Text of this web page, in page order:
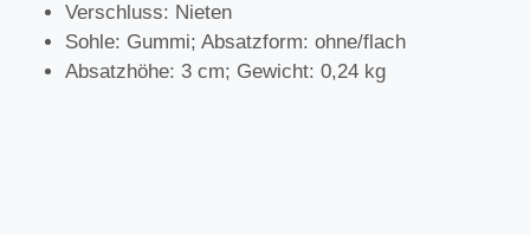
Verschluss: Nieten
Sohle: Gummi; Absatzform: ohne/flach
Absatzhöhe: 3 cm; Gewicht: 0,24 kg